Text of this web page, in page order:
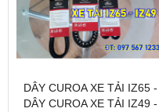
DÂY CUROA XE TẢI IZ65 -
DÂY CUROA XE TẢI IZ49 -